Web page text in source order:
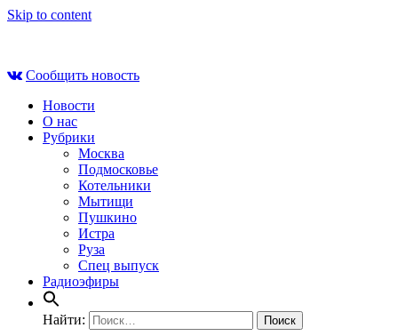
Skip to content
Сообщить новость
Новости
О нас
Рубрики
Москва
Подмосковье
Котельники
Мытищи
Пушкино
Истра
Руза
Спец выпуск
Радиоэфиры
Найти: